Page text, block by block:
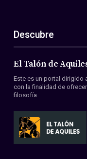
ES
EN
Acerca de nosotros
Miembros
Convenios
Descubre
El Talón de
Este es un portal dirigido
con la finalidad de
filosofía.